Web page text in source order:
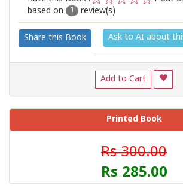
2
1
based on
1 review(s)
Share this Book Ask to AI about
Add to Cart
Printed Book
Rs 300.00
Rs 285.00